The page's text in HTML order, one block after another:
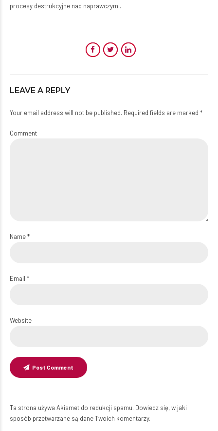
procesy destrukcyjne nad naprawczymi.
LEAVE A REPLY
Your email address will not be published. Required fields are marked *
Comment
Name *
Email *
Website
Post Comment
Ta strona używa Akismet do redukcji spamu. Dowiedz się, w jaki
sposób przetwarzane są dane Twoich komentarzy.